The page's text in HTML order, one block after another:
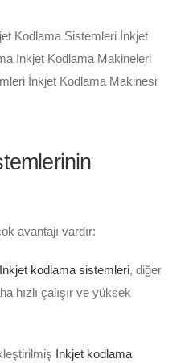
avantajı vardır:
Inkjet kodlama sistemleri, diğer
hızlı çalışır ve yüksek
Inkjet kodlama